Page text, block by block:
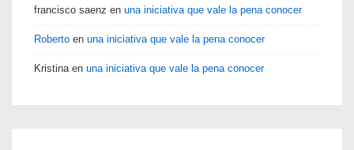
francisco saenz en una iniciativa que vale la pena conocer
Roberto en una iniciativa que vale la pena conocer
Kristina en una iniciativa que vale la pena conocer